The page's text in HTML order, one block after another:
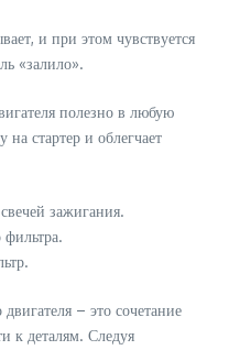
и при этом чувствуется
«залило».
полезно в любую
на стартер и облегчает
зажигания.
– это сочетание
к деталям. Следуя